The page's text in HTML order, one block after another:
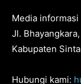
Media
Jl.
Kabupaten
Hubungi kami: